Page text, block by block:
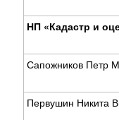
НП «Кадастр и
Сапожников Петр
Первушин Никита